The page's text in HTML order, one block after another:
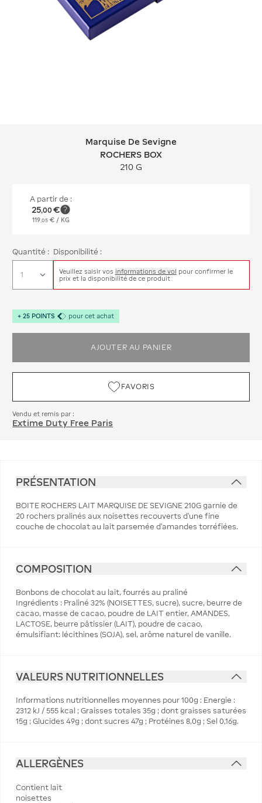
Marquise De Sevigne ROCHERS BOX
Marquise De Sevigne
ROCHERS BOX
210 G
A partir de :
25,00 €
119,05 € / KG
Quantité : Disponibilité :
Veuillez saisir vos informations de vol pour confirmer le
prix et la disponibilité de ce produit
+ 25 POINTS pour cet achat
AJOUTER AU PANIER
FAVORIS
Vendu et remis par :
Extime Duty Free Paris
PRÉSENTATION
BOITE ROCHERS LAIT MARQUISE DE SEVIGNE 210G garnie de
20 rochers pralinés aux noisettes recouverts d'une fine
couche de chocolat au lait parsemée d'amandes torréfiées.
COMPOSITION
Bonbons de chocolat au lait, fourrés au praliné
Ingrédients : Praliné 32% (NOISETTES, sucre), sucre, beurre de
cacao, masse de cacao, poudre de LAIT entier, AMANDES,
LACTOSE, beurre pâtissier (LAIT), poudre de cacao,
émulsifiant: lécithines (SOJA), sel, arôme naturel de vanille.
VALEURS NUTRITIONNELLES
Informations nutritionnelles moyennes pour 100g : Energie :
2312 kJ / 555 kcal ; Graisses totales 35g ; dont graisses saturées
15g ; Glucides 49g ; dont sucres 47g ; Protéines 8,0g ; Sel 0,16g.
ALLERGÈNES
Contient lait
noisettes